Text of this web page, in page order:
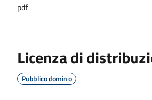
pdf
Licenza di
Pubblico dominio